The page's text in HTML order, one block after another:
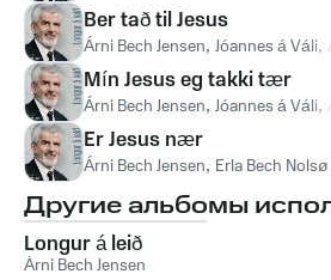
Ber tað til Jesus
Árni Bech Jensen, Jóannes á Váli,
Mín Jesus eg takki tær
Árni Bech Jensen, Jóannes á Váli,
Er Jesus nær
Árni Bech Jensen, Erla Bech Nolsø
Другие альбомы
Longur á leið
Árni Bech Jensen